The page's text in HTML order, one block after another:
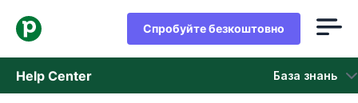
Спробуйте безкоштовно
Help Center База знань